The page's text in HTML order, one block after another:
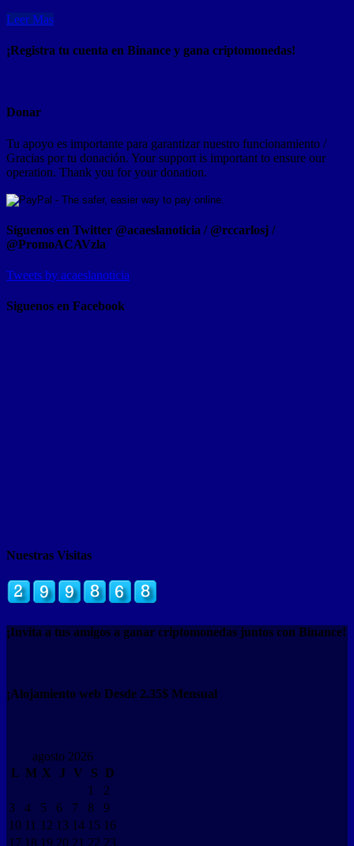
Leer Mas
¡Registra tu cuenta en Binance y gana criptomonedas!
Donar
Tu apoyo es importante para garantizar nuestro funcionamiento /
Gracias por tu donación. Your support is important to ensure our
operation. Thank you for your donation.
Síguenos en Twitter @acaeslanoticia / @rccarlosj /
@PromoACAVzla
Tweets by acaeslanoticia
Siguenos en Facebook
Nuestras Visitas
¡Invita a tus amigos a ganar criptomonedas juntos con Binance!
¡Alojamiento web Desde 2.35$ Mensual
agosto 2026
L M X J V S D
1
2
3
4 5 6 7 8
9
10 11 12 13 14 15 16
17 18 19 20 21 22 23